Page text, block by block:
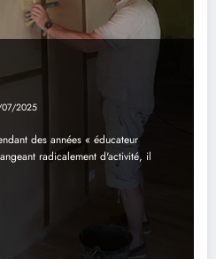
2025
des années « éducateur
radicalement d'activité, il